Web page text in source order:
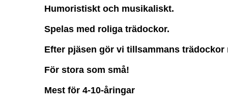
Humoristiskt och musikaliskt.
Spelas med roliga trädockor.
Efter pjäsen gör vi tillsammans trädockor
För stora som små!
Mest för 4-10-åringar